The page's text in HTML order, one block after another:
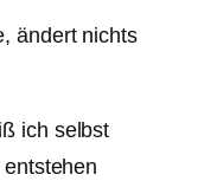
ändert nichts
ich selbst